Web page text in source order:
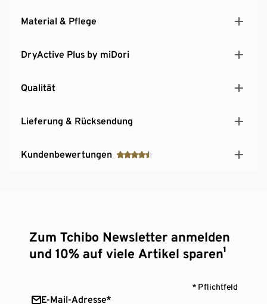
Material & Pflege
DryActive Plus by miDori
Qualität
Lieferung & Rücksendung
Kundenbewertungen
Zum Tchibo Newsletter anmelden
und 10% auf viele Artikel sparen¹
* Pflichtfeld
E-Mail-Adresse*